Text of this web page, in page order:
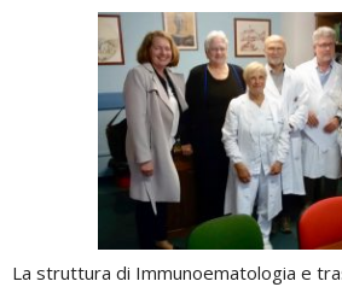
La struttura di Immunoematologia e